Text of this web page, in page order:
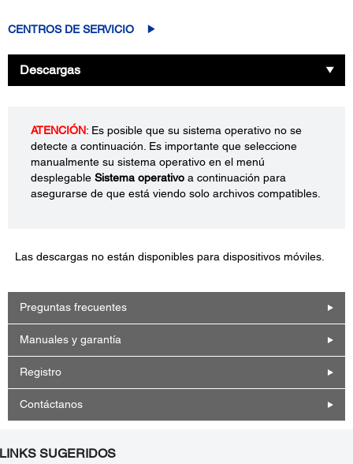
CENTROS DE SERVICIO
Descargas
ATENCIÓN: Es posible que su sistema operativo no se
detecte a continuación. Es importante que seleccione
manualmente su sistema operativo en el menú
desplegable Sistema operativo a continuación para
asegurarse de que está viendo solo archivos compatibles.
Las descargas no están disponibles para dispositivos móviles.
Preguntas frecuentes
Manuales y garantía
Registro
Contáctanos
LINKS SUGERIDOS